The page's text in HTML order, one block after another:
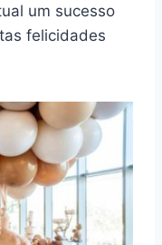
um sucesso
felicidades